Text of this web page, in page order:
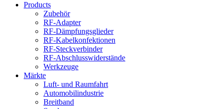
Products
Zubehör
RF-Adapter
RF-Dämpfungsglieder
RF-Kabelkonfektionen
RF-Steckverbinder
RF-Abschlusswiderstände
Werkzeuge
Märkte
Luft- und Raumfahrt
Automobilindustrie
Breitband